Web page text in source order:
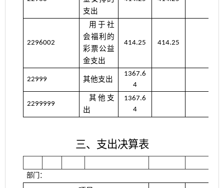
支出
2296002
用于社
会福利的
彩票公益
金支出
414.25 414.25
22999 其他支出
1367.6
4
2299999
其他支
出
1367.6
4
三、支出决算表
部门：